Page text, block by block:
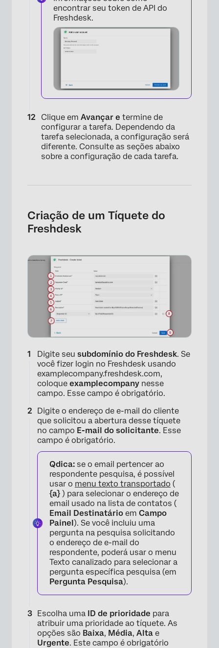
encontrar seu token de API do
Freshdesk.
Clique em Avançar e termine de
configurar a tarefa. Dependendo da
tarefa selecionada, a configuração será
diferente. Consulte as seções abaixo
sobre a configuração de cada tarefa.
Criação de um Tíquete do
Freshdesk
×
Digite seu subdomínio do Freshdesk. Se
você fizer login no Freshdesk usando
examplecompany.freshdesk.com,
coloque examplecompany nesse
campo. Esse campo é obrigatório.
Digite o endereço de e-mail do cliente
que solicitou a abertura desse tíquete
no campo E-mail do solicitante. Esse
campo é obrigatório.
Qdica: se o email pertencer ao
respondente pesquisa, é possível
usar o menu texto transportado (
{a} ) para selecionar o endereço de
email usado na lista de contatos (
Email Destinatário em Campo
Painel). Se você incluiu uma
pergunta na pesquisa solicitando
o endereço de e-mail do
respondente, poderá usar o menu
Texto canalizado para selecionar a
pergunta específica pesquisa (em
Pergunta Pesquisa).
Escolha uma ID de prioridade para
atribuir uma prioridade ao tíquete. As
opções são Baixa, Média, Alta e
Urgente. Este campo é obrigatório